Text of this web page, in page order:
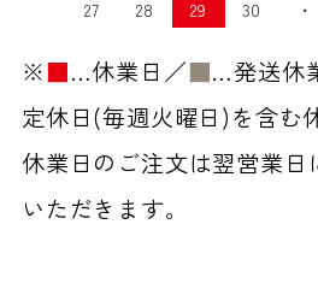
27
28 29 30 ・
※■…休業日／■…発送休
定休日(毎週火曜日)を含む
休業日のご注文は翌営業日
いただきます。